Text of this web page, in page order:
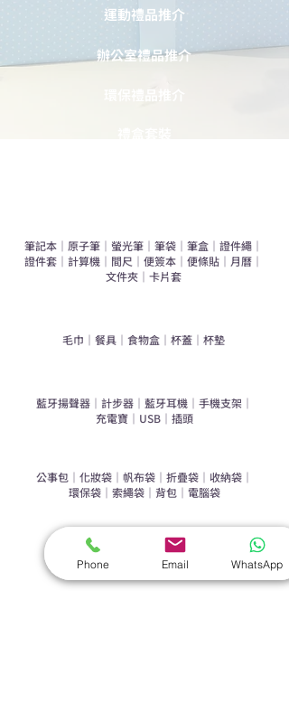
運動禮品推介
辦公室禮品推介
環保禮品推介
筆記本 ｜ 原子筆 ｜ 螢光筆 ｜ 筆袋 ｜ 筆盒 ｜ 證件繩 ｜
證件套 ｜ 計算機 ｜ 間尺 ｜ 便簽本 ｜ 便條貼 ｜ 月曆 ｜
文件夾 ｜ 卡片套
​毛巾 ｜ 餐具 ｜ 食物盒 ｜ 杯蓋 ｜ 杯墊
​藍牙揚聲器 ｜ 計步器 ｜ 藍牙耳機 ｜ 手機支架 ｜
充電寶 ｜ USB ｜ 插頭
公事包｜ 化妝袋｜ 帆布袋｜ 折疊袋｜ 收納袋｜
環保袋｜ 索繩袋｜ 背包｜ 電腦袋
杯類禮品
陶瓷杯｜ 折疊杯｜
雨傘
Phone Email WhatsApp